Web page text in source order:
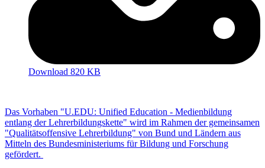
Download 820 KB
Das Vorhaben "U.EDU: Unified Education - Medienbildung
entlang der Lehrerbildungskette" wird im Rahmen der gemeinsamen
"Qualitätsoffensive Lehrerbildung" von Bund und Ländern aus
Mitteln des Bundesministeriums für Bildung und Forschung
gefördert.